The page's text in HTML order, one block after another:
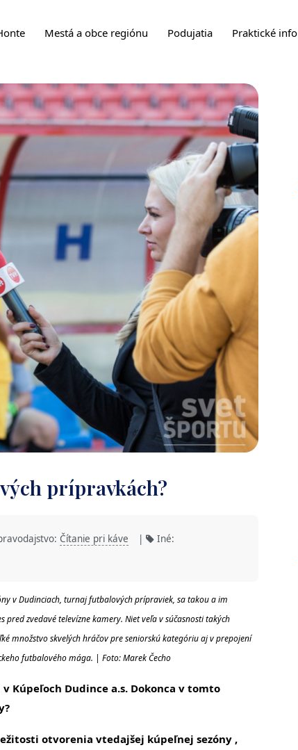
Mestá a obce regiónu Podujatia Praktické info
prípravkách?
Čítanie pri káve |
Iné:
v Dudinciach, turnaj futbalových prípraviek, sa takou a im
zvedavé televízne kamery. Niet veľa v súčasnosti takých
množstvo skvelých hráčov pre seniorskú kategóriu aj v prepojení
futbalového mága. | Foto: Marek Čecho
Kúpeľoch Dudince a.s. Dokonca v tomto
otvorenia vtedajšej kúpeľnej sezóny ,